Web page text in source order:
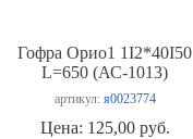
Гофра Орио1 1I2*40I50
L=650 (АС-1013)
артикул: я0023774
Цена: 125,00 руб.